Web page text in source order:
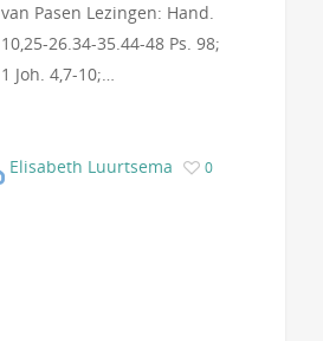
van Pasen Lezingen: Hand.
10,25-26.34-35.44-48 Ps. 98;
1 Joh. 4,7-10;…
Elisabeth Luurtsema 0